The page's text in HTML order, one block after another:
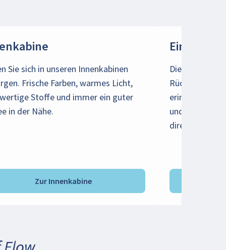
Sie sich in unseren Innenkabinen
Frische Farben, warmes Licht,
Stoffe und immer ein guter
in der Nähe.
Zur Innenkabine
Diese Kabine
Rückzugsort
erinnern ans
und den
direkt im Bett